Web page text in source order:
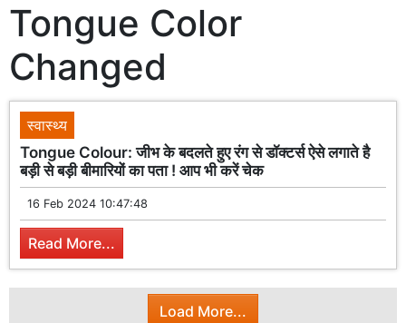
Tongue Color
Changed
स्वास्थ्य
Tongue Colour: जीभ के बदलते हुए रंग से डॉक्टर्स ऐसे लगाते है
बड़ी से बड़ी बीमारियों का पता ! आप भी करें चेक
16 Feb 2024 10:47:48
Read More...
Load More...